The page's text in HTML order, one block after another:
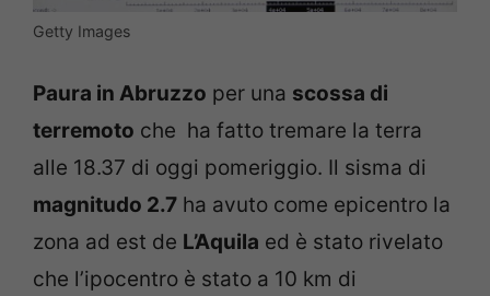
Getty Images
Paura in Abruzzo per una scossa di
terremoto che ha fatto tremare la terra
alle 18.37 di oggi pomeriggio. Il sisma di
magnitudo 2.7 ha avuto come epicentro la
zona ad est de L’Aquila ed è stato rivelato
che l’ipocentro è stato a 10 km di